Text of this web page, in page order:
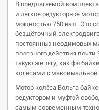
В предлагаемой
и лёгкое редукторное
мощностью 750 ватт. Это
безщёточный
постоянных неодимовых
полезного действия
такую же тягу, как
колёсами c
Мотор колёса Вольта
редуктором и муфтой
самым современным